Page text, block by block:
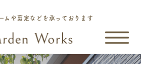
ムや剪定などを承っております